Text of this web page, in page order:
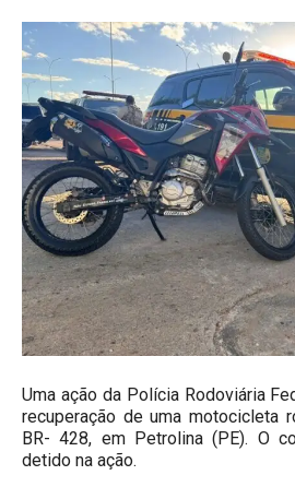
Uma ação da Polícia Rodoviária
recuperação de uma motocicleta
BR- 428, em Petrolina (PE). O
detido na ação.